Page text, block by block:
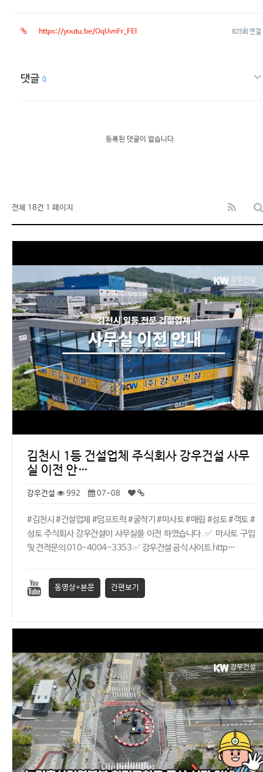
https://youtu.be/OqUvnFr_FEI 825회 연결
댓글 0
등록된 댓글이 없습니다.
전체 18건 1 페이지
김천시 1등 건설업체 주식회사 강우건설 사무
실 이전 안…
강우건설 992 07-08
#김천시 #건설업체 #덤프트럭 #굴착기 #마사토 #매립 #성토 #객토 #
성토 주식회사 강우건설이 사무실을 이전 하였습니다. ✅ 마사토 구입
및 견적문의 010-4004-3353 ✅ 강우건설 공식 사이트 http…
동영상+본문 간편보기